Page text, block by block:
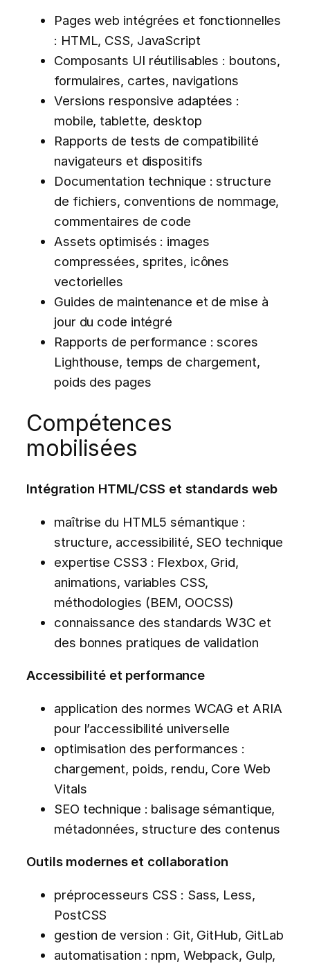
Pages web intégrées et fonctionnelles
: HTML, CSS, JavaScript
Composants UI réutilisables : boutons,
formulaires, cartes, navigations
Versions responsive adaptées :
mobile, tablette, desktop
Rapports de tests de compatibilité
navigateurs et dispositifs
Documentation technique : structure
de fichiers, conventions de nommage,
commentaires de code
Assets optimisés : images
compressées, sprites, icônes
vectorielles
Guides de maintenance et de mise à
jour du code intégré
Rapports de performance : scores
Lighthouse, temps de chargement,
poids des pages
Compétences
mobilisées
Intégration HTML/CSS et standards web
maîtrise du HTML5 sémantique :
structure, accessibilité, SEO technique
expertise CSS3 : Flexbox, Grid,
animations, variables CSS,
méthodologies (BEM, OOCSS)
connaissance des standards W3C et
des bonnes pratiques de validation
Accessibilité et performance
application des normes WCAG et ARIA
pour l’accessibilité universelle
optimisation des performances :
chargement, poids, rendu, Core Web
Vitals
SEO technique : balisage sémantique,
métadonnées, structure des contenus
Outils modernes et collaboration
préprocesseurs CSS : Sass, Less,
PostCSS
gestion de version : Git, GitHub, GitLab
automatisation : npm, Webpack, Gulp,